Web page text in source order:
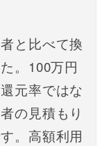
と比べて換
。100万円
元率ではな
の見積もり
。高額利用